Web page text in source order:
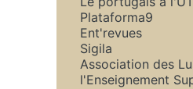
Plataforma9
Ent'revues
Sigila
Association des
l'Enseignement